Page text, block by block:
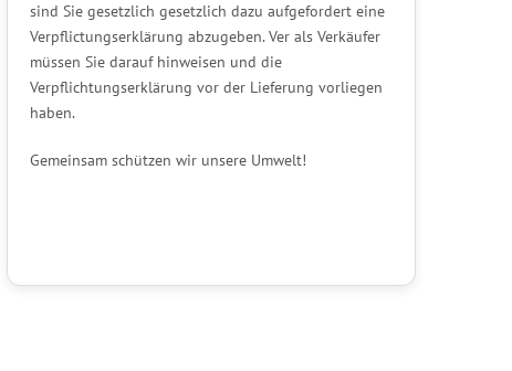
sind Sie gesetzlich gesetzlich dazu aufgefordert eine
Verpflictungserklärung abzugeben. Ver als Verkäufer
müssen Sie darauf hinweisen und die
Verpflichtungserklärung vor der Lieferung vorliegen
haben.
Gemeinsam schützen wir unsere Umwelt!